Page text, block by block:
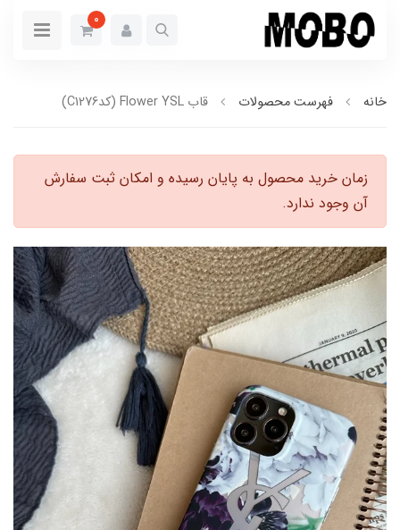
0
خانه فهرست محصولات قاب Flower YSL (کدC1276)
زمان خرید محصول به پایان رسیده و امکان ثبت سفارش
آن وجود ندارد.